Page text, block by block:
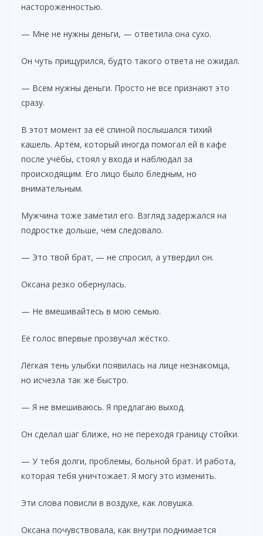
настороженностью.
— Мне не нужны деньги, — ответила она сухо.
Он чуть прищурился, будто такого ответа не ожидал.
— Всем нужны деньги. Просто не все признают это
сразу.
В этот момент за её спиной послышался тихий
кашель. Артём, который иногда помогал ей в кафе
после учёбы, стоял у входа и наблюдал за
происходящим. Его лицо было бледным, но
внимательным.
Мужчина тоже заметил его. Взгляд задержался на
подростке дольше, чем следовало.
— Это твой брат, — не спросил, а утвердил он.
Оксана резко обернулась.
— Не вмешивайтесь в мою семью.
Её голос впервые прозвучал жёстко.
Лёгкая тень улыбки появилась на лице незнакомца,
но исчезла так же быстро.
— Я не вмешиваюсь. Я предлагаю выход.
Он сделал шаг ближе, но не переходя границу стойки.
— У тебя долги, проблемы, больной брат. И работа,
которая тебя уничтожает. Я могу это изменить.
Эти слова повисли в воздухе, как ловушка.
Оксана почувствовала, как внутри поднимается